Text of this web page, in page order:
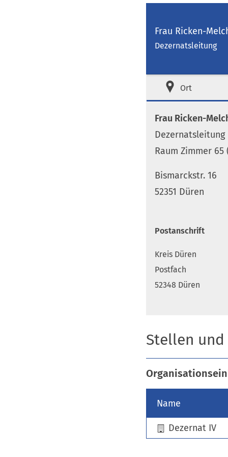
Frau Ricken-
Dezernatsleitung
Ort
Frau Ricken-
Dezernatsleitung
Raum Zimmer 65
Bismarckstr. 16
52351 Düren
Postanschrift
Kreis Düren
Postfach
52348 Düren
Stellen
Name
Dezernat IV